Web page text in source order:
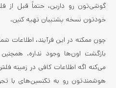
گوشی‌تون رو دارین، حتماً قبل از
خودتون نسخه پشتیبان تهیه کنین.
چون ممکنه در این فرآیند، اطلاعات
بازگشت اون‌ها وجود نداره.
می‌کنه اگه اطلاعات کافی در زمینه
هوشمندتون رو به تکنسین‌های با